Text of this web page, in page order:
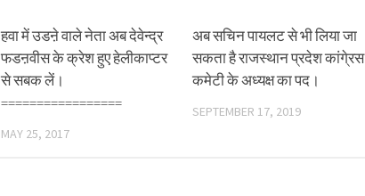
हवा में उडऩे वाले नेता अब देवेन्द्र
फडऩवीस के क्रेश हुए हेलीकाप्टर
से सबक लें।
=================
MAY 25, 2017
अब सचिन पायलट से भी लिया जा
सकता है राजस्थान प्रदेश कांगे्रस
कमेटी के अध्यक्ष का पद।
SEPTEMBER 17, 2019